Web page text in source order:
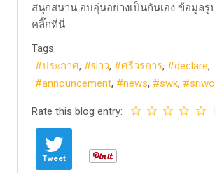
สนุกสนาน อบอุ่นอย่างเป็นกันเอง ​ข้อมูล
คลิ๊กที่นี่
Tags:
ประกาศ
ข่าว ศรีวรการ
declare
announcement
news swk
Rate this blog entry:
Tweet